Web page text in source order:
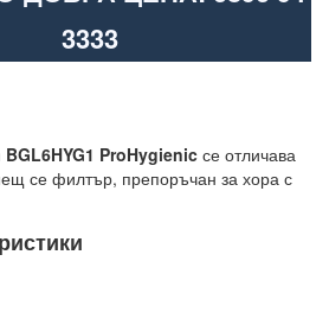
3333
ProHygienicсе отличава
се филтър, препоръчан за хора с